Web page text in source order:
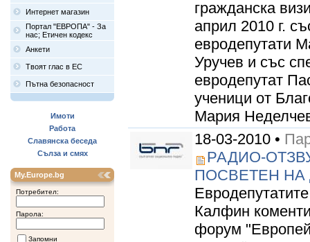
Интернет магазин
Портал "ЕВРОПА" - За
нас; Етичен кодекс
Анкети
Твоят глас в ЕС
Пътна безопасност
Имоти
Работа
Славянска беседа
Сълза и смях
My.Europe.bg
Потребител:
Парола:
Запомни
гражданска
април 2010 г.
евродепутати
Уручев и със
евродепутат
ученици от
Мария
18-03-2010 •
РАДИО-
ПОСВЕТЕН НА
Калфин
форум